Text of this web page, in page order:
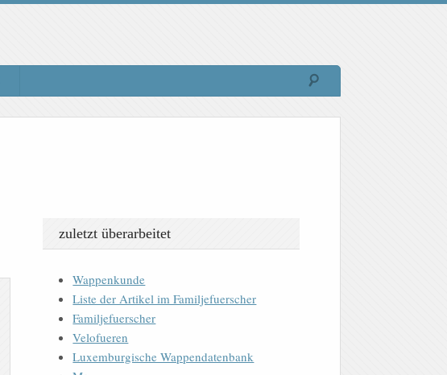
zuletzt überarbeitet
Wappenkunde
Liste der Artikel im Familjefuerscher
Familjefuerscher
Velofueren
Luxemburgische Wappendatenbank